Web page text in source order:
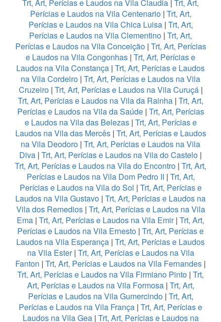
Trt, Art, Perícias e Laudos na Vila Claudia | Trt, Art,
Perícias e Laudos na Vila Centenario| Trt, Art,
Perícias e Laudos na Vila Chica Luisa | Trt, Art,
Perícias e Laudos na Vila Clementino | Trt, Art,
Perícias e Laudos na Vila Conceição| Trt, Art, Perícias
e Laudos na Vila Congonhas | Trt, Art, Perícias e
Laudos na Vila Constança | Trt, Art, Perícias e Laudos
na Vila Cordeiro | Trt, Art, Perícias e Laudos na Vila
Cruzeiro | Trt, Art, Perícias e Laudos na Vila Curuçá |
Trt, Art, Perícias e Laudos na Vila da Rainha | Trt, Art,
Perícias e Laudos na Vila da Saúde| Trt, Art, Perícias
e Laudos na Vila das Belezas| Trt, Art, Perícias e
Laudos na Vila das Mercês| Trt, Art, Perícias e Laudos
na Vila Deodoro | Trt, Art, Perícias e Laudos na Vila
Diva | Trt, Art, Perícias e Laudos na Vila do Castelo |
Trt, Art, Perícias e Laudos na Vila do Encontro | Trt, Art,
Perícias e Laudos na Vila Dom Pedro II | Trt, Art,
Perícias e Laudos na Vila do Sol | Trt, Art, Perícias e
Laudos na Vila Gustavo | Trt, Art, Perícias e Laudos na
Vila dos Remedios| Trt, Art, Perícias e Laudos na Vila
Ema | Trt, Art, Perícias e Laudos na Vila Emir| Trt, Art,
Perícias e Laudos na Vila Ernesto | Trt, Art, Perícias e
Laudos na Vila Esperança | Trt, Art, Perícias e Laudos
na Vila Ester| Trt, Art, Perícias e Laudos na Vila
Fanton | Trt, Art, Perícias e Laudos na Vila Fernandes |
Trt, Art, Perícias e Laudos na Vila Firmiano Pinto | Trt,
Art, Perícias e Laudos na Vila Formosa| Trt, Art,
Perícias e Laudos na Vila Gumercindo| Trt, Art,
Perícias e Laudos na Vila França | Trt, Art, Perícias e
Laudos na Vila Gea| Trt, Art, Perícias e Laudos na